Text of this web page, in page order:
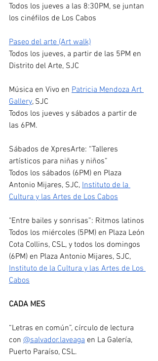
Todos los jueves a las 8:30PM, se juntan
los cinéfilos de Los Cabos
Paseo del arte (Art walk)
Todos los jueves, a partir de las 5PM en
Distrito del Arte, SJC
Música en Vivo en Patricia Mendoza Art
Gallery, SJC
Todos los jueves y sábados a partir de
las 6PM.
Sábados de XpresArte: “Talleres
artísticos para niñas y niños”
Todos los sábados (6PM) en Plaza
Antonio Mijares, SJC, Instituto de la
Cultura y las Artes de Los Cabos
"Entre bailes y sonrisas”: Ritmos latinos
Todos los miércoles (5PM) en Plaza León
Cota Collins, CSL, y todos los domingos
(6PM) en Plaza Antonio Mijares, SJC,
Instituto de la Cultura y las Artes de Los
Cabos
CADA MES
“Letras en común”, círculo de lectura
con @salvador.laveaga en La Galería,
Puerto Paraíso, CSL.